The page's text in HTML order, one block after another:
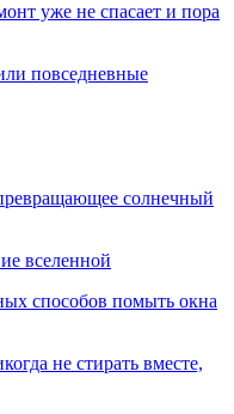
уже не спасает и пора
повседневные
солнечный
вселенной
способов помыть окна
не стирать вместе,